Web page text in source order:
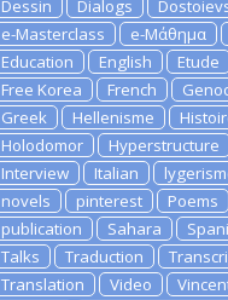
Dessin
Dialogs
e-Masterclass
e-Μάθημα
Education
English Etude
Free Korea
French
Greek
Hellenisme
Holodomor
Hyperstructure
Interview
Italian
novels
pinterest Poems
publication
Sahara
Talks
Traduction
Translation
Video